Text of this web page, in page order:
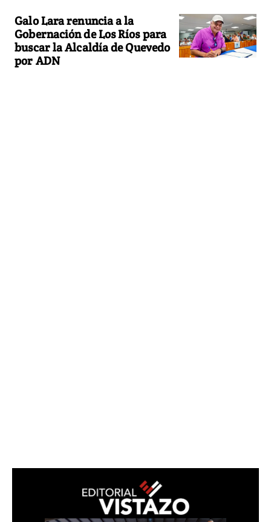
Galo Lara renuncia a la
Gobernación de Los Ríos para
buscar la Alcaldía de Quevedo
por ADN